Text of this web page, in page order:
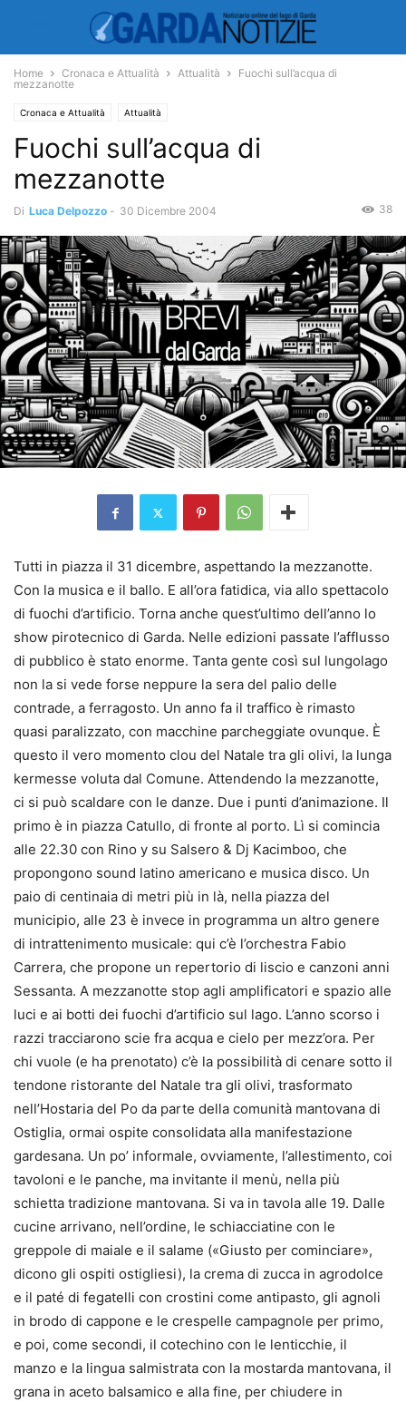
Home Cronaca e Attualità Attualità
Fuochi sull’acqua di
mezzanotte
Cronaca e Attualità Attualità
Fuochi sull’acqua di
mezzanotte
Di Luca Delpozzo - 30 Dicembre 2004 38
Tutti in piazza il 31 dicembre, aspettando la mezzanotte.
Con la musica e il ballo. E all’ora fatidica, via allo spettacolo
di fuochi d’artificio. Torna anche quest’ultimo dell’anno lo
show pirotecnico di Garda. Nelle edizioni passate l’afflusso
di pubblico è stato enorme. Tanta gente così sul lungolago
non la si vede forse neppure la sera del palio delle
contrade, a ferragosto. Un anno fa il traffico è rimasto
quasi paralizzato, con macchine parcheggiate ovunque. È
questo il vero momento clou del Natale tra gli olivi, la lunga
kermesse voluta dal Comune. Attendendo la mezzanotte,
ci si può scaldare con le danze. Due i punti d’animazione. Il
primo è in piazza Catullo, di fronte al porto. Lì si comincia
alle 22.30 con Rino y su Salsero & Dj Kacimboo, che
propongono sound latino americano e musica disco. Un
paio di centinaia di metri più in là, nella piazza del
municipio, alle 23 è invece in programma un altro genere
di intrattenimento musicale: qui c’è l’orchestra Fabio
Carrera, che propone un repertorio di liscio e canzoni anni
Sessanta. A mezzanotte stop agli amplificatori e spazio alle
luci e ai botti dei fuochi d’artificio sul lago. L’anno scorso i
razzi tracciarono scie fra acqua e cielo per mezz’ora. Per
chi vuole (e ha prenotato) c’è la possibilità di cenare sotto il
tendone ristorante del Natale tra gli olivi, trasformato
nell’Hostaria del Po da parte della comunità mantovana di
Ostiglia, ormai ospite consolidata alla manifestazione
gardesana. Un po’ informale, ovviamente, l’allestimento, coi
tavoloni e le panche, ma invitante il menù, nella più
schietta tradizione mantovana. Si va in tavola alle 19. Dalle
cucine arrivano, nell’ordine, le schiacciatine con le
greppole di maiale e il salame («Giusto per cominciare»,
dicono gli ospiti ostigliesi), la crema di zucca in agrodolce
e il paté di fegatelli con crostini come antipasto, gli agnoli
in brodo di cappone e le crespelle campagnole per primo,
e poi, come secondi, il cotechino con le lenticchie, il
manzo e la lingua salmistrata con la mostarda mantovana, il
grana in aceto balsamico e alla fine, per chiudere in